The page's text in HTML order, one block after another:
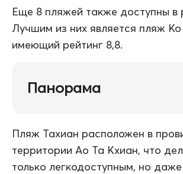
Еще 8 пляжей также доступны в
Лучшим из них является пляж Ко
имеющий рейтинг 8,8.
Панорама
Пляж Тахиан расположен в
территории Ао Та Кхиан, что
только легкодоступным, но